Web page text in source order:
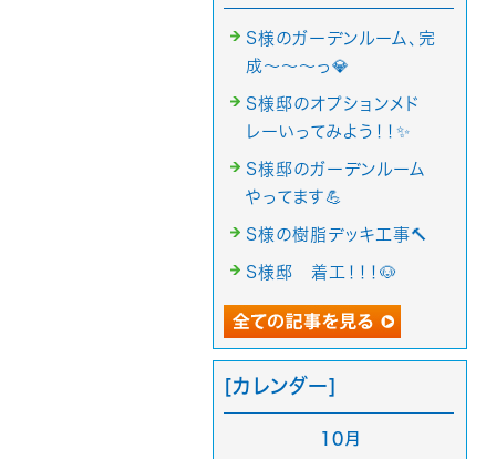
S様のガーデンルーム、完
成～～～っ💎
S様邸のオプションメド
レーいってみよう！！✨
S様邸のガーデンルーム
やってます💪
S様の樹脂デッキ工事🔨
S様邸 着工！！！🐶
[カレンダー]
10月